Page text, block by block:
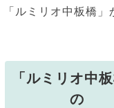
「ルミリオ中板橋
「ルミリオ中板
の